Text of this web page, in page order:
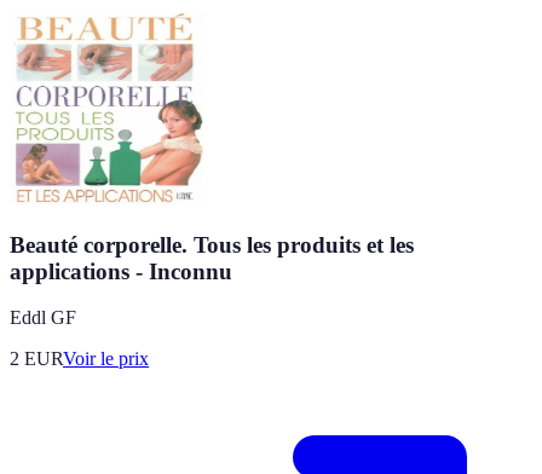
Beauté corporelle. Tous les produits et les
applications - Inconnu
Eddl GF
2 EURVoir le prix